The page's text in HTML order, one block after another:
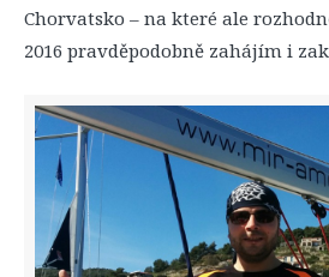
Chorvatsko – na které ale
2016 pravděpodobně zahájím i